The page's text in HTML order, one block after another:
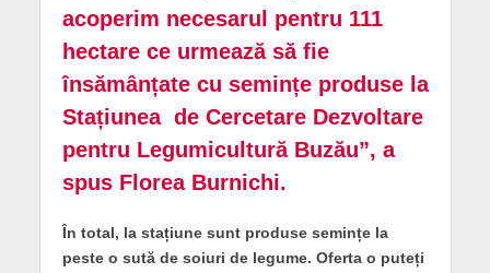
acoperim necesarul pentru 111
hectare ce urmează să fie
însămânțate cu semințe produse la
Stațiunea de Cercetare Dezvoltare
pentru Legumicultură Buzău”, a
spus Florea Burnichi.
În total, la stațiune sunt produse semințe la
peste o sută de soiuri de legume. Oferta o puteți